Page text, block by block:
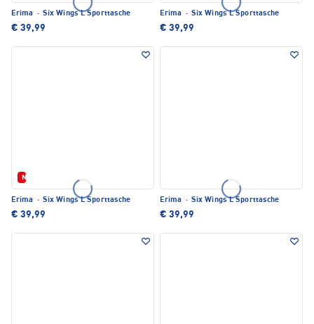
Erima · Six Wings L Sporttasche
€ 39,99
Erima · Six Wings L Sporttasche
€ 39,99
Neu
Erima · Six Wings L Sporttasche
€ 39,99
Erima · Six Wings L Sporttasche
€ 39,99